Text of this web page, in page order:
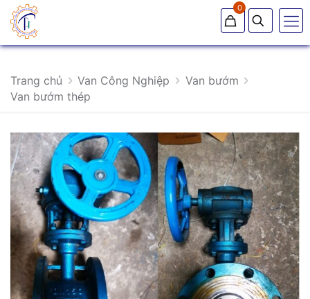
0
Trang chủ Van Công Nghiệp
Van bướm
Van bướm thép